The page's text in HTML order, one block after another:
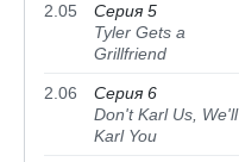
2.05
Серия 5
Tyler Gets a
Grillfriend
2.06
Серия 6
Don't Karl Us, We'll
Karl You